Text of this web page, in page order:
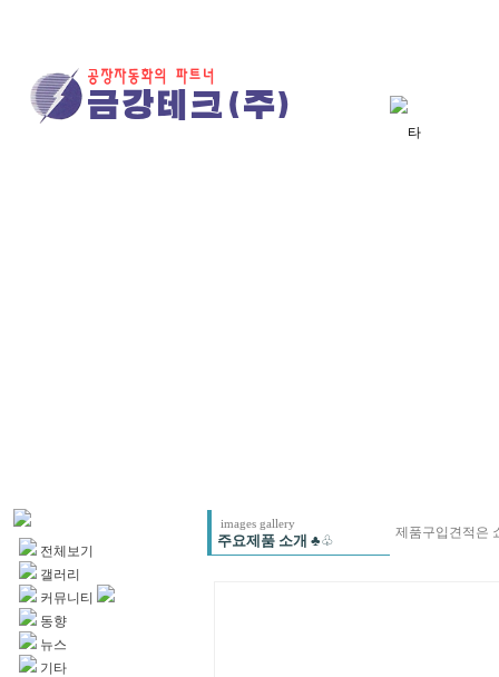
타
전체보기
갤러리
커뮤니티
동향
뉴스
기타
images gallery
주요제품 소개 ♣♧ 제품구입견적은